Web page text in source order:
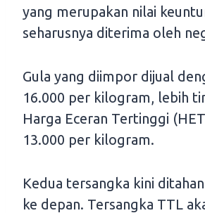
yang merupakan nilai
seharusnya diterima oleh
Gula yang diimpor dijual
16.000 per kilogram, lebih
Harga Eceran Tertinggi
13.000 per kilogram.
Kedua tersangka kini
ke depan. Tersangka TTL